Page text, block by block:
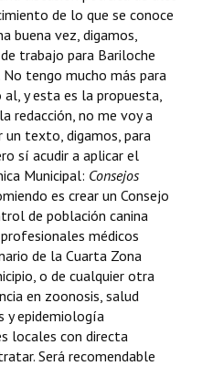
de lo que se conoce
buena vez, digamos,
trabajo para Bariloche
tengo mucho más para
al, y esta es la propuesta,
redacción, no me voy a
un texto, digamos, para
sí acudir a aplicar el
Municipal:  Consejos
es crear un Consejo
de población canina
médicos
de la Cuarta Zona
o de cualquier otra
en zoonosis, salud
y epidemiología
locales con directa
Será recomendable